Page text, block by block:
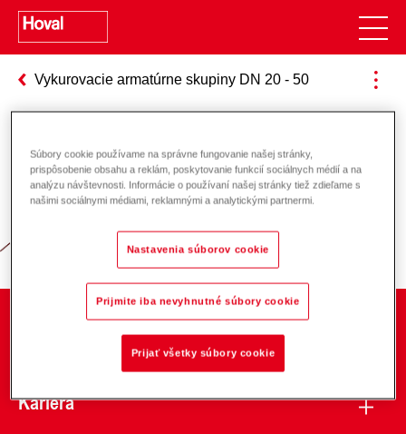
Vykurovacie armatúrne skupiny DN 20 - 50
Zodpovednosť za energiu a životné
prostredie
O spoločnosti
Kariéra
Súbory cookie používame na správne fungovanie našej stránky,
prispôsobenie obsahu a reklám, poskytovanie funkcií sociálnych médií a na
analýzu návštevnosti. Informácie o používaní našej stránky tiež zdieľame s
našimi sociálnymi médiami, reklamnými a analytickými partnermi.
Nastavenia súborov cookie
Prijmite iba nevyhnutné súbory cookie
Prijať všetky súbory cookie